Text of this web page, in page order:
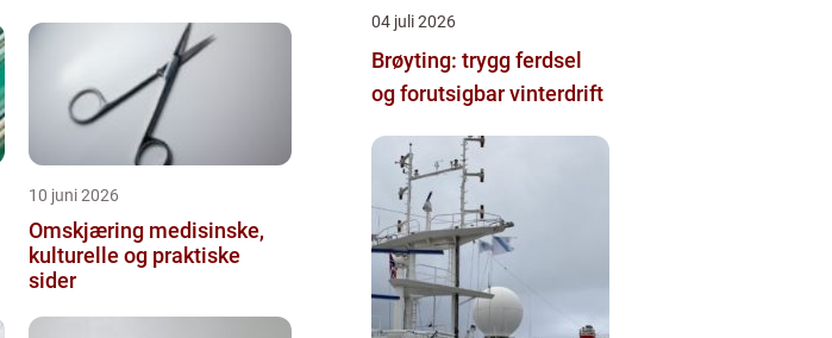
10 juni 2026
Omskjæring medisinske,
kulturelle og praktiske
sider
04 juli 2026
Brøyting: trygg ferdsel
og forutsigbar vinterdrift